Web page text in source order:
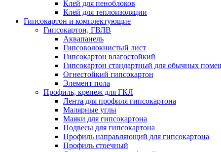
Клей для пеноблоков
Клей для теплоизоляции
Гипсокартон и комплектующие
Гипсокартон, ГВЛВ
Аквапанель
Гипсоволокнистый лист
Гипсокартон влагостойкий
Гипсокартон стандартный для обычных
Огнестойкий гипсокартон
Элемент пола
Профиль, крепеж для ГКЛ
Лента для профиля гипсокартона
Малярные углы
Маяки для гипсокартона
Подвесы для гипсокартона
Профиль направляющий для гипсокартона
Профиль стоечный